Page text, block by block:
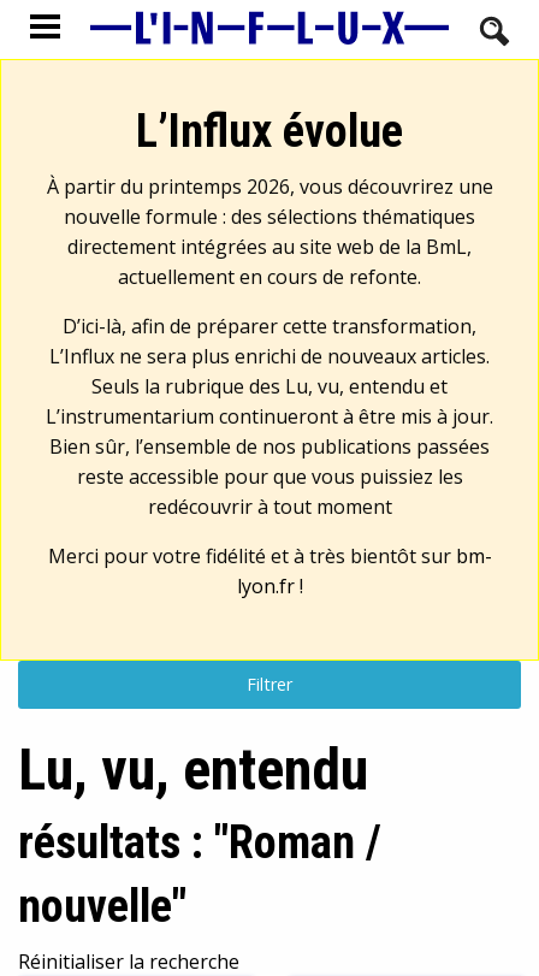
L’Influx évolue
À partir du printemps 2026, vous découvrirez une
nouvelle formule : des sélections thématiques
directement intégrées au site web de la BmL,
actuellement en cours de refonte.
D’ici-là, afin de préparer cette transformation,
L’Influx ne sera plus enrichi de nouveaux articles.
Seuls la rubrique des Lu, vu, entendu et
L’instrumentarium continueront à être mis à jour.
Bien sûr, l’ensemble de nos publications passées
reste accessible pour que vous puissiez les
redécouvrir à tout moment
Merci pour votre fidélité et à très bientôt sur bm-
lyon.fr!
Filtrer
Lu, vu, entendu
résultats : "Roman /
nouvelle"
Réinitialiser la recherche